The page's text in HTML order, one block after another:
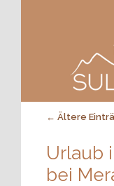
SKIP TO
SKIP TO
Post
← Ältere
Urlaub
bei